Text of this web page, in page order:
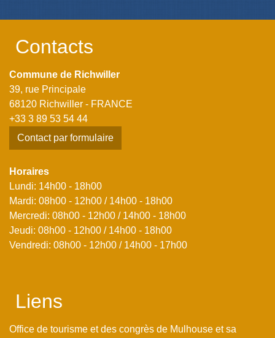
Contacts
Commune de Richwiller
39, rue Principale
68120 Richwiller - FRANCE
+33 3 89 53 54 44
Contact par formulaire
Horaires
Lundi: 14h00 - 18h00
Mardi: 08h00 - 12h00 / 14h00 - 18h00
Mercredi: 08h00 - 12h00 / 14h00 - 18h00
Jeudi: 08h00 - 12h00 / 14h00 - 18h00
Vendredi: 08h00 - 12h00 / 14h00 - 17h00
Liens
Office de tourisme et des congrès de Mulhouse et sa